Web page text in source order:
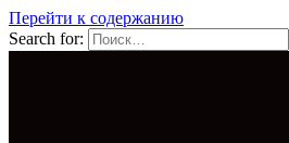
Перейти к содержанию
Search for: